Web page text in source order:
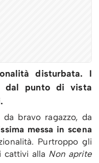
disturbata. I
dal punto di vista
bravo ragazzo, da
messa in scena
Purtroppo gli
cattivi alla Non aprite